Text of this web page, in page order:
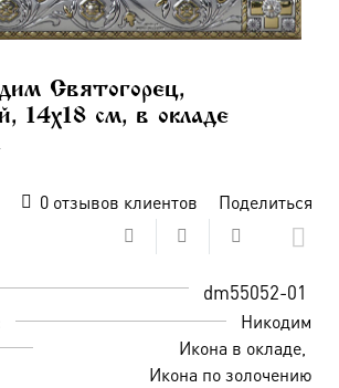
Святогорец,
14х18 см, в окладе
0отзывов клиентов Поделиться
dm55052-01
Никодим
Икона в окладе
Икона по золочению